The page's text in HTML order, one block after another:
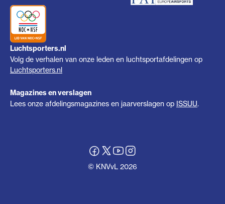
Luchtsporters.nl
Volg de verhalen van onze leden en luchtsportafdelingen op
Luchtsporters.nl
Magazines en verslagen
Lees onze afdelingsmagazines en jaarverslagen op ISSUU.
© KNVvL 2026